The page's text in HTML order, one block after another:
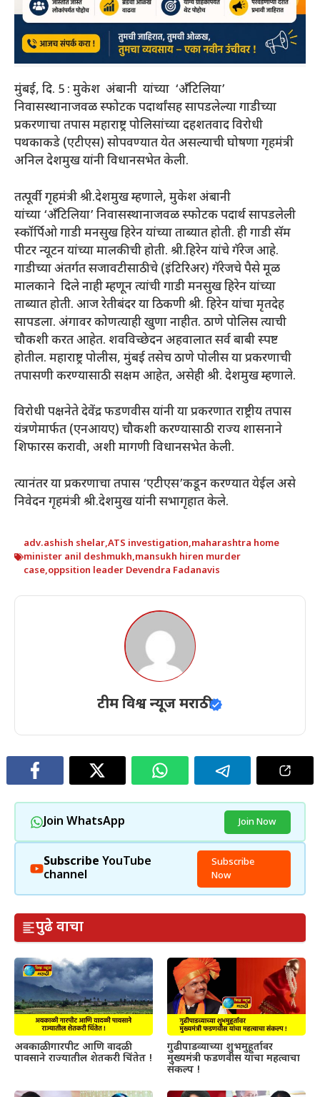
मुंबई, दि. 5 : मुकेश अंबानी यांच्या ‘अँटिलिया’
निवासस्थानाजवळ स्फोटक पदार्थांसह सापडलेल्या गाडीच्या
प्रकरणाचा तपास महाराष्ट्र पोलिसांच्या दहशतवाद विरोधी
पथकाकडे (एटीएस) सोपवण्यात येत असल्याची घोषणा गृहमंत्री
अनिल देशमुख यांनी विधानसभेत केली.
तत्पूर्वी गृहमंत्री श्री.देशमुख म्हणाले, मुकेश अंबानी
यांच्या ‘अँटिलिया’ निवासस्थानाजवळ स्फोटक पदार्थ सापडलेली
स्कॉर्पिओ गाडी मनसुख हिरेन यांच्या ताब्यात होती. ही गाडी सॅम
पीटर न्यूटन यांच्या मालकीची होती. श्री.हिरेन यांचे गॅरेज आहे.
गाडीच्या अंतर्गत सजावटीसाठीचे (इंटिरिअर) गॅरेजचे पैसे मूळ
मालकाने दिले नाही म्हणून त्यांची गाडी मनसुख हिरेन यांच्या
ताब्यात होती. आज रेतीबंदर या ठिकणी श्री. हिरेन यांचा मृतदेह
सापडला. अंगावर कोणत्याही खुणा नाहीत. ठाणे पोलिस त्याची
चौकशी करत आहेत. शवविच्छेदन अहवालात सर्व बाबी स्पष्ट
होतील. महाराष्ट्र पोलीस, मुंबई तसेच ठाणे पोलीस या प्रकरणाची
तपासणी करण्यासाठी सक्षम आहेत, असेही श्री. देशमुख म्हणाले.
विरोधी पक्षनेते देवेंद्र फडणवीस यांनी या प्रकरणात राष्ट्रीय तपास
यंत्रणेमार्फत (एनआयए) चौकशी करण्यासाठी राज्य शासनाने
शिफारस करावी, अशी मागणी विधानसभेत केली.
त्यानंतर या प्रकरणाचा तपास ‘एटीएस’कडून करण्यात येईल असे
निवेदन गृहमंत्री श्री.देशमुख यांनी सभागृहात केले.
adv.ashish shelar,ATS investigation,maharashtra home
minister anil deshmukh,mansukh hiren murder
case,oppsition leader Devendra Fadanavis
टीम विश्व न्यूज मराठी
Join WhatsApp Join Now
Subscribe YouTube
channel
Subscribe
Now
पुढे वाचा
अवकाळी गारपीट आणि वादळी
पावसाने राज्यातील शेतकरी चिंतेत !
गुढीपाडव्याच्या शुभमुहूर्तावर
मुख्यमंत्री फडणवीस यांचा महत्वाचा
संकल्प !